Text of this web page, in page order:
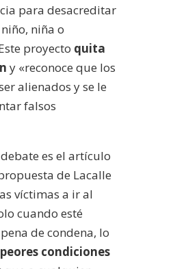
para desacreditar
niña o
proyecto quita
y «reconoce que los
alienados y se le
falsos
es el artículo
de Lacalle
víctimas a ir al
cuando esté
de condena, lo
condiciones